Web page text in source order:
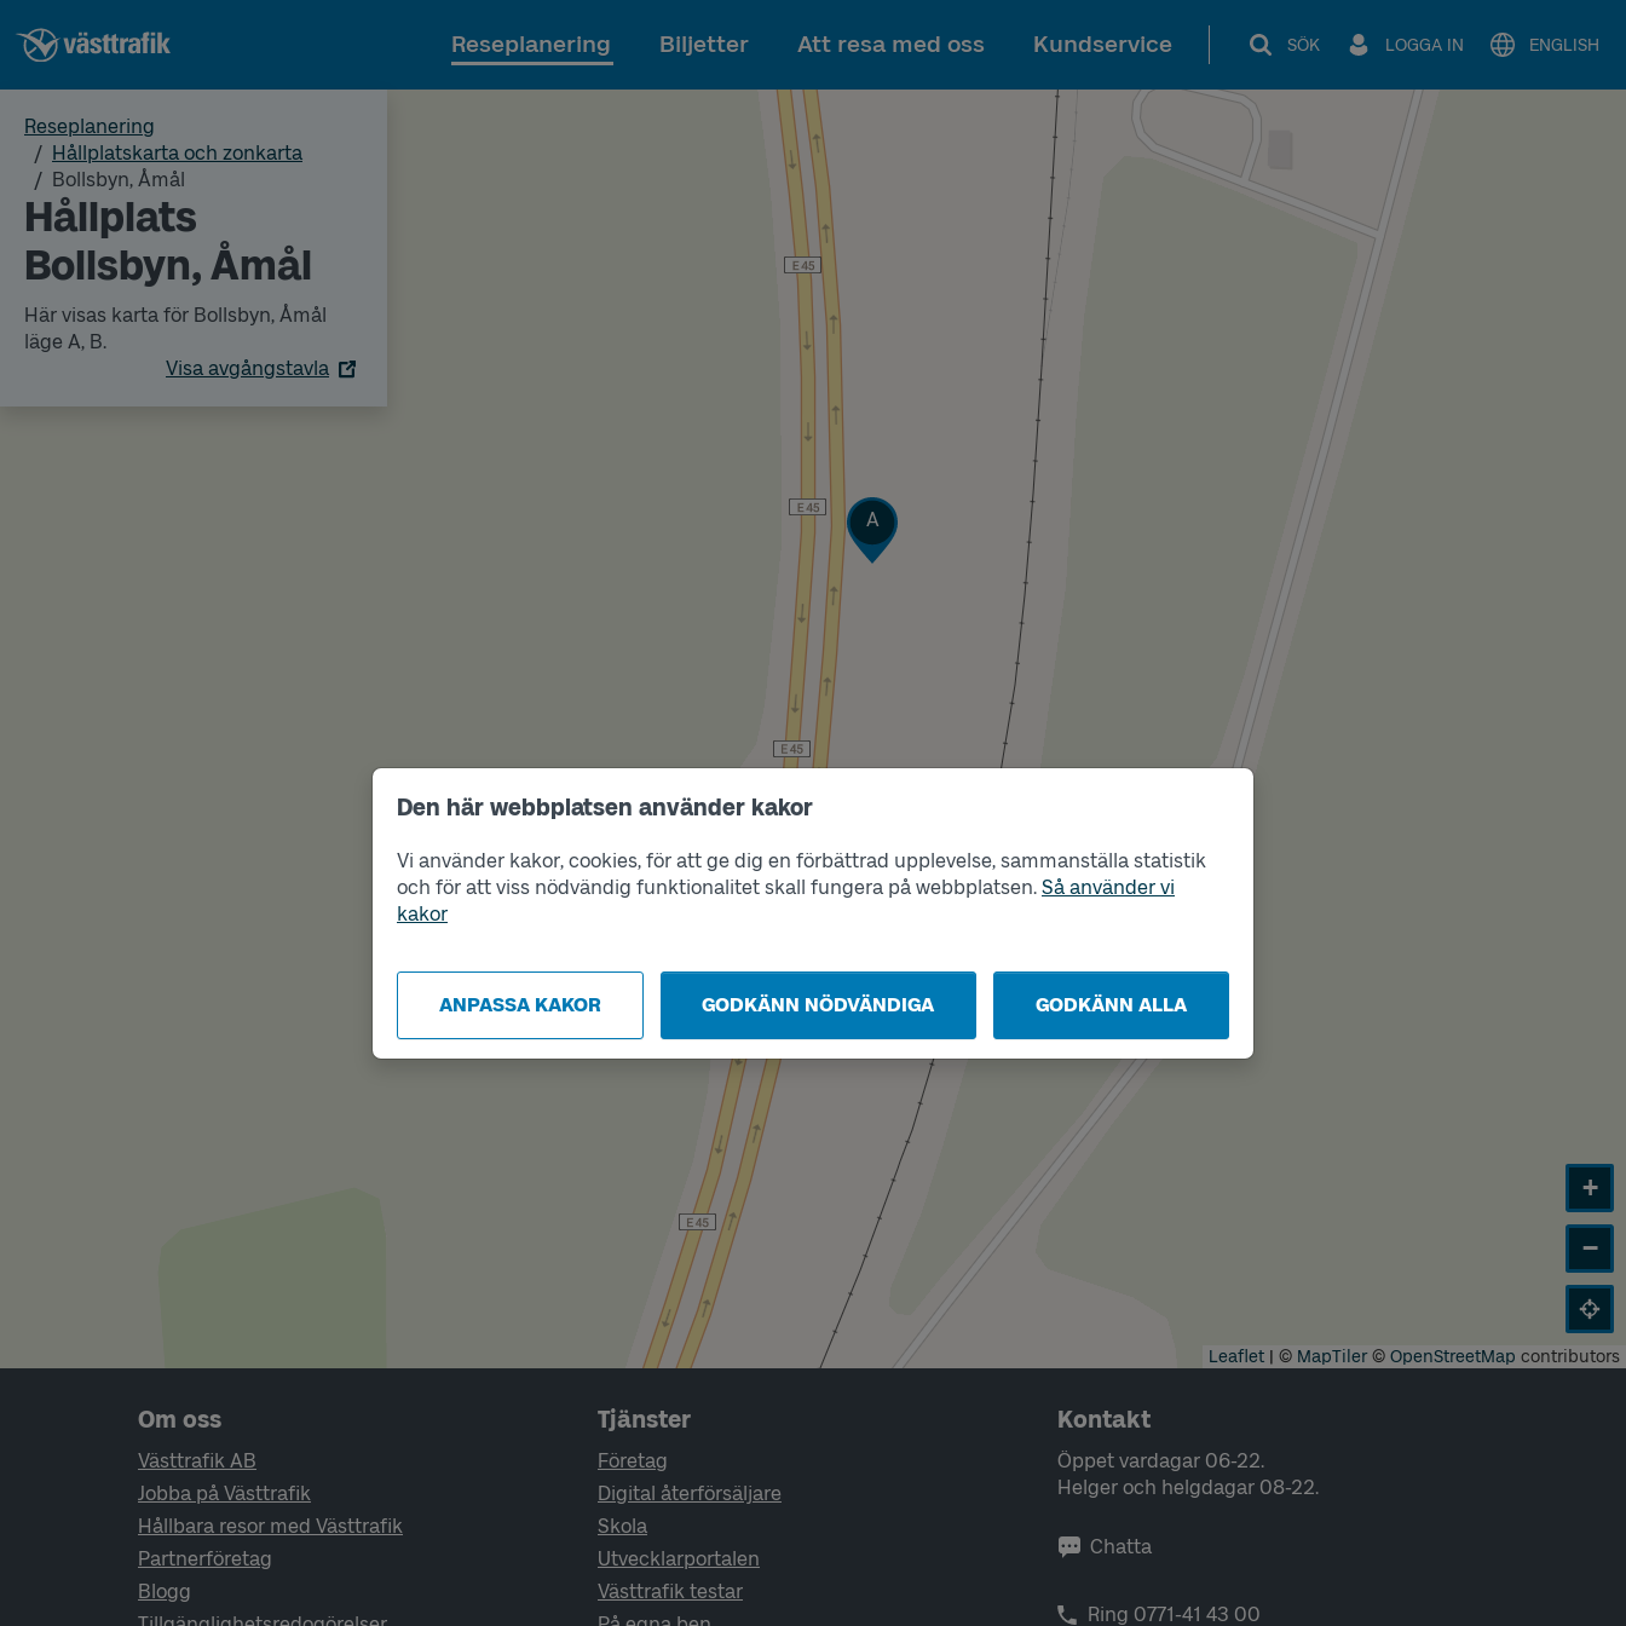
Den här webbplatsen använder kakor
Vi använder kakor, cookies, för att ge dig en förbättrad upplevelse, sammanställa statistik
och för att viss nödvändig funktionalitet skall fungera på webbplatsen. Så använder vi
kakor
ANPASSA KAKOR GODKÄNN NÖDVÄNDIGA GODKÄNN ALLA
Till innehållet
Reseplanering Biljetter Att resa med oss Kundservice SÖK LOGGA IN ENGLISH
Reseplanering
Hållplatskarta och zonkarta
Bollsbyn, Åmål
Hållplats
Bollsbyn, Åmål
Här visas karta för Bollsbyn, Åmål
läge A, B.
Visa avgångstavla
Läge
A
B
+
−
Leaflet | © MapTiler© OpenStreetMap contributors
Sidfotsnavigering
Om oss
Västtrafik AB
Jobba på Västtrafik
Hållbara resor med Västtrafik
Partnerföretag
Blogg
Tjänster
Företag
Digital återförsäljare
Skola
Utvecklarportalen
Västtrafik testar
Kontakt
Öppet vardagar 06-22.
Helger och helgdagar 08-22.
Chatta
Ring 0771-41 43 00